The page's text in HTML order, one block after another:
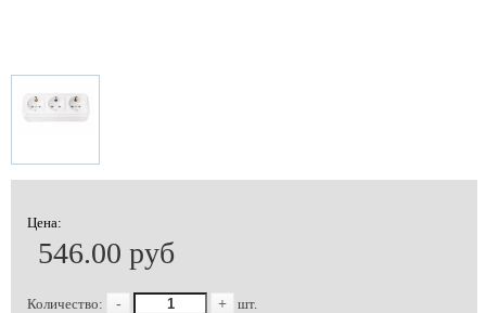
Цена:
546.00 руб
Количество: - + шт.